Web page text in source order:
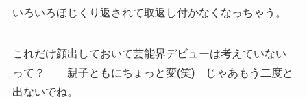
いろいろほじくり返されて取返し付かなくなっちゃう。
これだけ顔出しておいて芸能界デビューは考えていない
って？ 親子ともにちょっと変(笑) じゃあもう二度と
出ないでね。